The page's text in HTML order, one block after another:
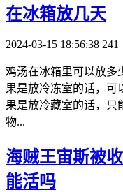
在冰箱放几天
2024-03-15 18:56:38 241
鸡汤在冰箱里可以放多
果是放冷冻室的话，可
果是放冷藏室的话，只
物...
海贼王宙斯被
能活吗